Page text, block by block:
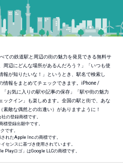
ての鉄道駅と周辺の街の魅力を発見できる無料サ
周辺にどんな場所があるんだろう？」「いつも使
報が知りたいな！」というとき、駅名で検索し
情報をまとめてチェックできます。iPhone /
お気に入りの駅や記事の保存」「駅や街の魅力
ックイン」も楽しめます。全国の駅と街で、あな
敵な偶然との出逢い）がありますように！
の登録商標です。
標登録出願中です。
です。
れたApple Inc.の商標です。
センスに基づき使用されています。
Playロゴ」はGoogle LLCの商標です。